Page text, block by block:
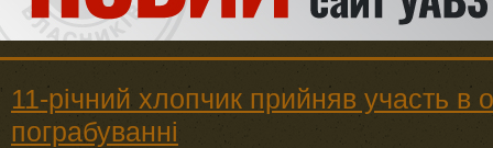
11-річний хлопчик прийняв участь в
пограбуванні